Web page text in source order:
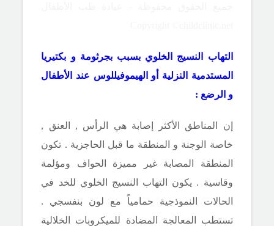
التهاب النسيج الخلوي بسبب بجرثومة و بكتيريا
المستدمية النزلية أو الهيموفيللوس عند الأطفال
و الرضع :
إن المناطق الأكثر إصابة هي الرأس , العنق ,
خاصة الوجنة و المنطقة ما قبل الحاجزية . تكون
المنطقة المصابة غير مميزة الحواف ومؤلمة
وقاسية . يكون التهاب النسيج الخلوي للخد في
الحالات النموذجية حمامياً مع لون بنفسجي .
تستطب المعالجة المضادة للميكروبات الخلالية